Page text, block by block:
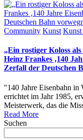
Posted
Community Kunst Kunst
„Ein rostiger Koloss
Heinz Frankes ‚140
Zerfall der Deutschen
"140 Jahre Eisenbahn
errichtet im Jahr 1985,
Meisterwerk, das die
Read More
Suchen